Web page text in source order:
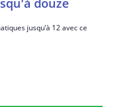
douze
jusqu’à 12 avec ce